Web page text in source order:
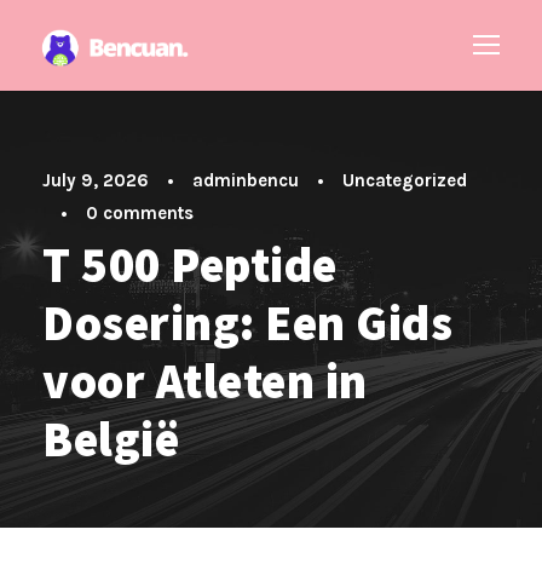
July 9, 2026 • adminbencu •
Uncategorized
•
0 comments
T 500 Peptide
Dosering: Een Gids
voor Atleten in
België